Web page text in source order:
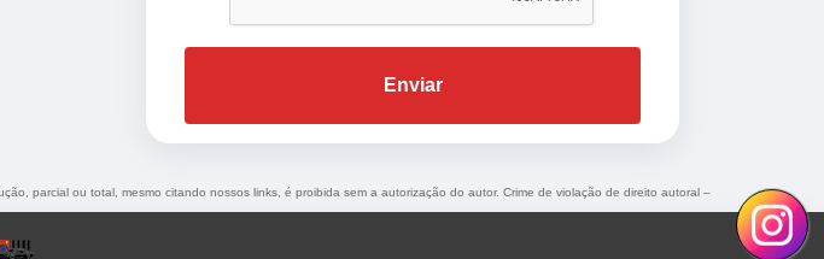
Enviar
parcial ou total, mesmo citando nossos links, é proibida sem a autorização do autor. Crime de violação de direito autoral –